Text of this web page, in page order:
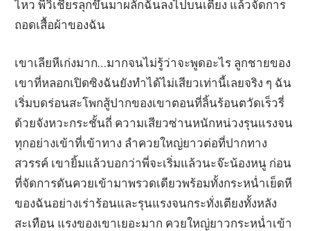
ไหว พี่วิเชียรลุกขึ้นมาผลักฉันลงไปบนเตียง แล้วจัดการ
ถอดเสื้อผ้าของฉัน
เขาเลียหีเก่งมาก…มากจนไม่รู้ว่าจะพูดอะไร ลูกชายของ
เขาที่หลอกเปิดซิงฉันยังทำได้ไม่เสียวเท่านี้เลยจริง ๆ ฉัน
เริ่มบดร่อนสะโพกสู้ปากของเขาตอนที่ลิ้นร้อนตวัดเร็วรี่
ด้วยจังหวะกระชั้นถี่ ความเสียวซ่านหนักหน่วงรุนแรงจน
ทุกอย่างเข้าที่เข้าทาง ลำควยใหญ่ยาวต่อที่ปากทาง
สวรรค์ เขายิ้มแล้วบอกว่าพี่จะเริ่มแล้วนะจ๊ะน้องหนู ก่อน
ที่จัดการดันควยเข้ามาพรวดเดียวพร้อมทั้งกระหน่ำเย็ดหี
ของฉันอย่างเร่าร้อนและรุนแรงจนกระทั่งเตียงทั้งหลัง
สะเทือน แรงของเขาเยอะมาก ควยใหญ่ยาวกระหน่ำเข้า